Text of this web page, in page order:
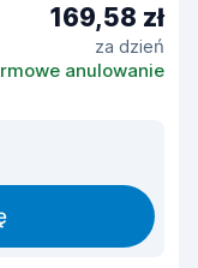
169,58 zł
za dzień
anulowanie